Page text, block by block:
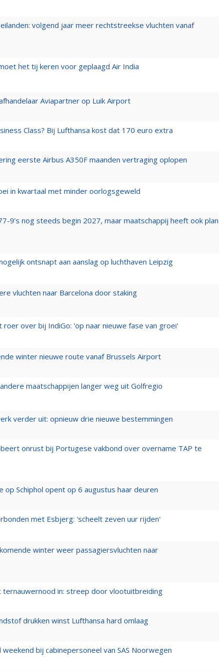
volgend jaar meer rechtstreekse vluchten vanaf
het tij keren voor geplaagd Air India
Aviapartner op Luik Airport
Class? Bij Lufthansa kost dat 170 euro extra
eerste Airbus A350F maanden vertraging oplopen
in kwartaal met minder oorlogsgeweld
9’s nog steeds begin 2027, maar maatschappij heeft ook plan
ontsnapt aan aanslag op luchthaven Leipzig
vluchten naar Barcelona door staking
roer over bij IndiGo: 'op naar nieuwe fase van groei'
winter nieuwe route vanaf Brussels Airport
maatschappijen langer weg uit Golfregio
verder uit: opnieuw drie nieuwe bestemmingen
onrust bij Portugese vakbond over overname TAP te
op Schiphol opent op 6 augustus haar deuren
met Esbjerg: 'scheelt zeven uur rijden'
winter weer passagiersvluchten naar
ternauwernood in: streep door vlootuitbreiding
drukken winst Lufthansa hard omlaag
bij cabinepersoneel van SAS Noorwegen